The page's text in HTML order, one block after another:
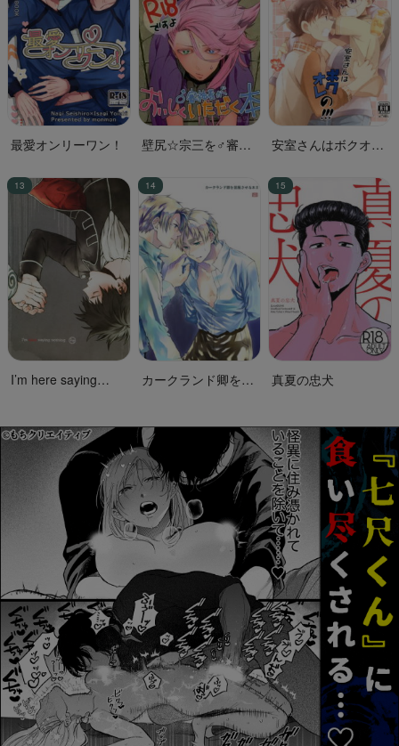
最愛オンリーワン！
壁尻☆宗三を♂審神
く本。
安室さんはボクオレ
I’m here saying
カークランド卿を屈
真夏の忠犬